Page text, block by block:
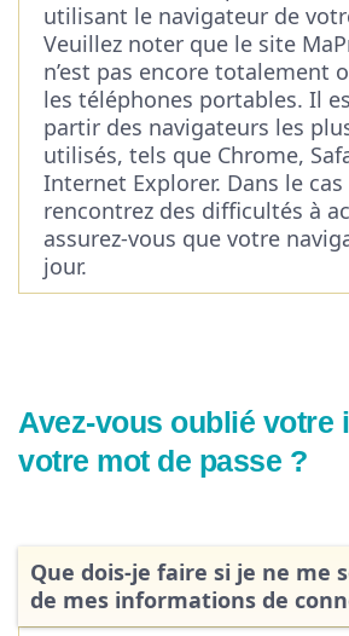
utilisant le navigateur de
Veuillez noter que le site
n’est pas encore totalement
les téléphones portables. Il
partir des navigateurs les
utilisés, tels que Chrome,
Internet Explorer. Dans le
rencontrez des difficultés à
assurez-vous que votre
jour.
Avez-vous oublié votre
votre mot de passe ?
Que dois-je faire si je ne me
de mes informations de